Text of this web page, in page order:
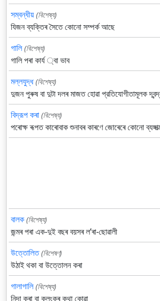
সম্বন্ধীয় (বিশেষ্য)
যিজন ব্যক্তিৰ সৈতে কোনো সম্পর্ক আছে
গালি (বিশেষ্য)
গালি পৰা কার্য ্বা ভাব
মল্লযুদ্ধ (বিশেষ্য)
দুজন পুৰুষ বা দুটা দলৰ মাজত হোৱা প্রতিযোগীতামূলক
বিদ্রূপ কৰা (বিশেষ্য)
পৰোক্ষ ৰূপত কাৰোবাক শুনাবৰ কাৰণে জোৰেৰে কোনো
বালক (বিশেষ্য)
জন্মৰ পৰা এক-দুই বছৰ বয়সৰ লʼৰা-ছোৱালী
উত্তোলিত (বিশেষণ)
উঠাই থকা বা উত্তোলন কৰা
গালাগালি (বিশেষ্য)
নিন্দা কৰা বা কলংকৰ কথা কোৱা